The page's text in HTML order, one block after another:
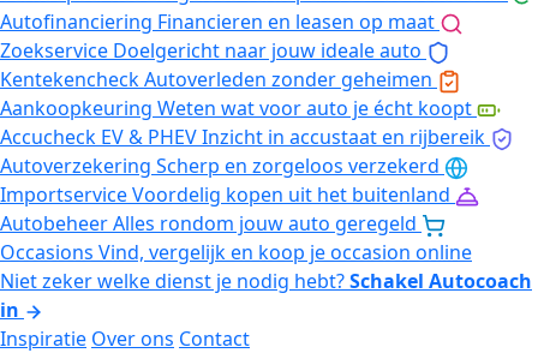
Autofinanciering Financieren en leasen op maat
Zoekservice Doelgericht naar jouw ideale auto
KentekencheckAutoverleden zonder geheimen
Aankoopkeuring Weten wat voor auto je écht koopt
Accucheck EV & PHEVInzicht in accustaat en rijbereik
Autoverzekering Scherp en zorgeloos verzekerd
ImportserviceVoordelig kopen uit het buitenland
AutobeheerAlles rondom jouw auto geregeld
Occasions Vind, vergelijk en koop je occasion online
Niet zeker welke dienst je nodig hebt?Schakel Autocoach
in
Inspiratie Over ons Contact